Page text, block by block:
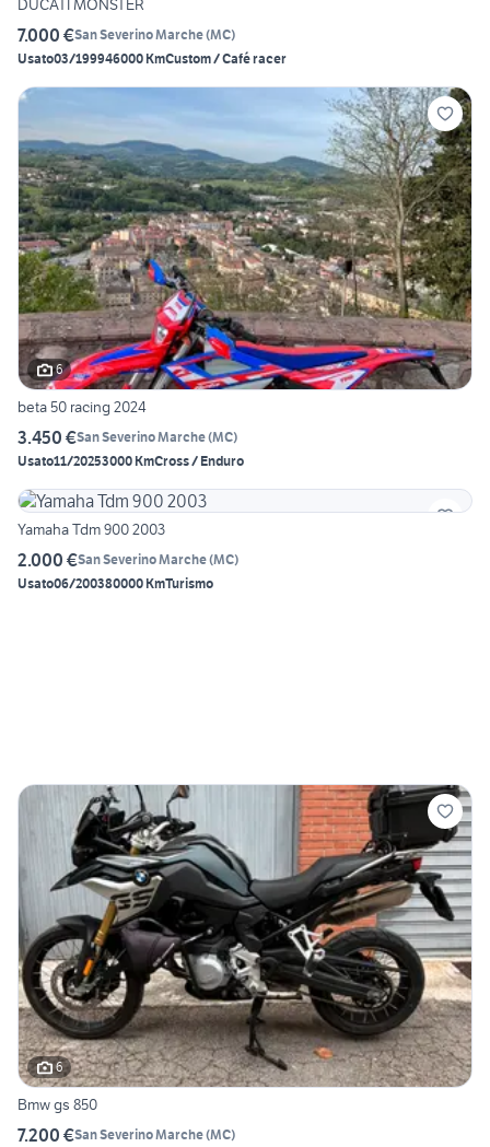
7.000 €San Severino Marche(MC)
Usato03/199946000 KmCustom / Café racer
6
beta 50 racing 2024
3.450 €San Severino Marche(MC)
Usato11/20253000 KmCross / Enduro
Yamaha Tdm 900 2003
2.000 €San Severino Marche(MC)
Usato06/200380000 KmTurismo
6
Bmw gs 850
7.200 €San Severino Marche(MC)